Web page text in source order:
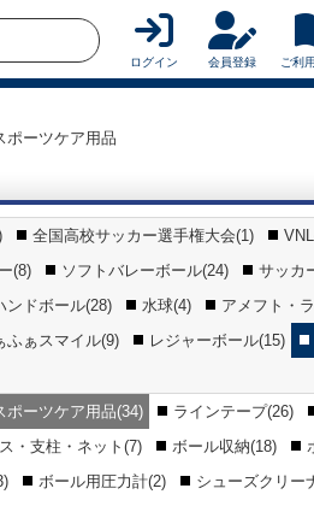
ログイン 会員登録 ご利
ポーツケア用品
全国高校サッカー選手権大会(1)
(8)
ソフトバレーボール(24) サッカ
ンドボール(28) 水球(4) アメフト・
ふぁスマイル(9) レジャーボール(15)
ポーツケア用品(34) ラインテープ(26)
・支柱・ネット(7) ボール収納(18)
ボール用圧力計(2) シューズクリー